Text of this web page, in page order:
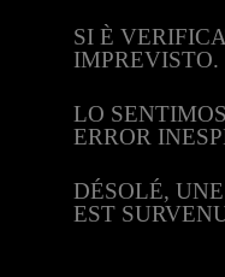
SI È
IMPREVISTO.
LO
ERROR
DÉSOLÉ,
EST